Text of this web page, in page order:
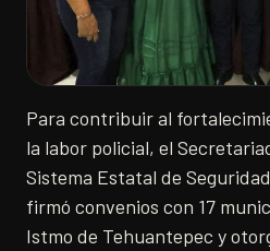
Para contribuir al
la labor policial, el
Sistema Estatal de
firmó convenios con 17
Istmo de Tehuantepec y